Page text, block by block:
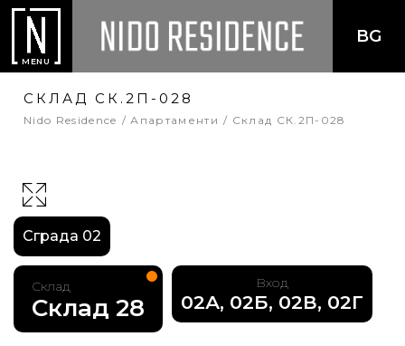
MENU
BG
СКЛАД СК.2П-028
Nido Residence Апартаменти Склад СК.2П-028
Сграда 02
Склад
Склад 28
Вход
02А, 02Б, 02В, 02Г